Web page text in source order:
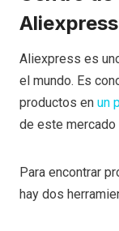
Aliexpress
Aliexpress es
el mundo. Es
productos en un
de este mercado
Para encontrar
hay dos